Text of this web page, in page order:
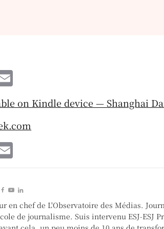
ai
l
on Kindle device — Shanghai
ai
l
en chef de L'Observatoire des Médias.
de journalisme. Suis intervenu ESJ-ESJ